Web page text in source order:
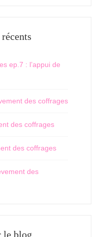
ep.7 : l’appui de
des coffrages
des coffrages
des coffrages
des
le blog